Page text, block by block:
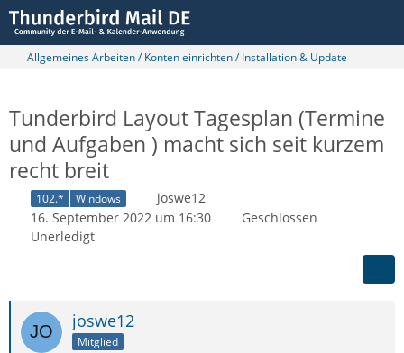
Allgemeines Arbeiten / Konten einrichten / Installation & Update
Tunderbird Layout Tagesplan (Termine
und Aufgaben ) macht sich seit kurzem
recht breit
102.* Windows
joswe12
16. September 2022 um 16:30
Geschlossen
Unerledigt
joswe12
Mitglied